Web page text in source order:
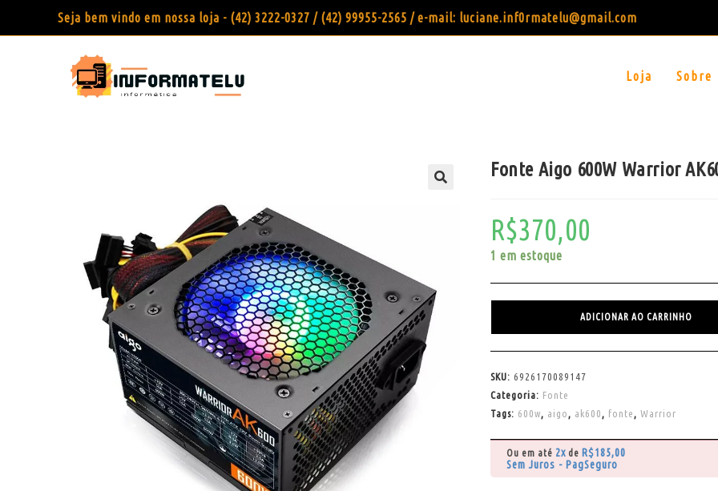
Seja bem vindo em nossa loja - (42) 3222-0327 / (42) 99955-2565 / e-mail: luciane.inf0rmatelu@gmail.com
Loja Sobre
Fonte Aigo 600W Warrior
R$370,00
1 em estoque
ADICIONAR AO CARRINHO
SKU: 6926170089147
Categoria: Fonte
Tags: 600w, aigo , ak600 , fonte , Warrior
Ou em até 2x de R$185,00
Sem Juros - PagSeguro